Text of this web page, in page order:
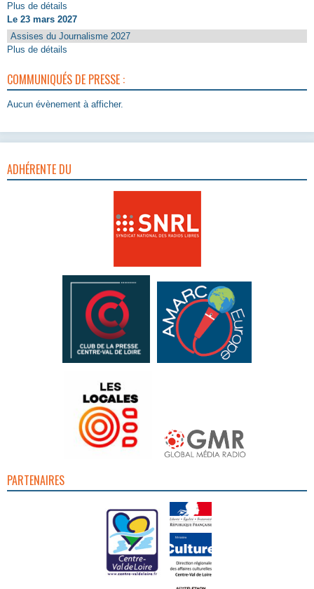
Plus de détails
Le 23 mars 2027
Assises du Journalisme 2027
Plus de détails
COMMUNIQUÉS DE PRESSE :
Aucun évènement à afficher.
ADHÉRENTE DU
PARTENAIRES